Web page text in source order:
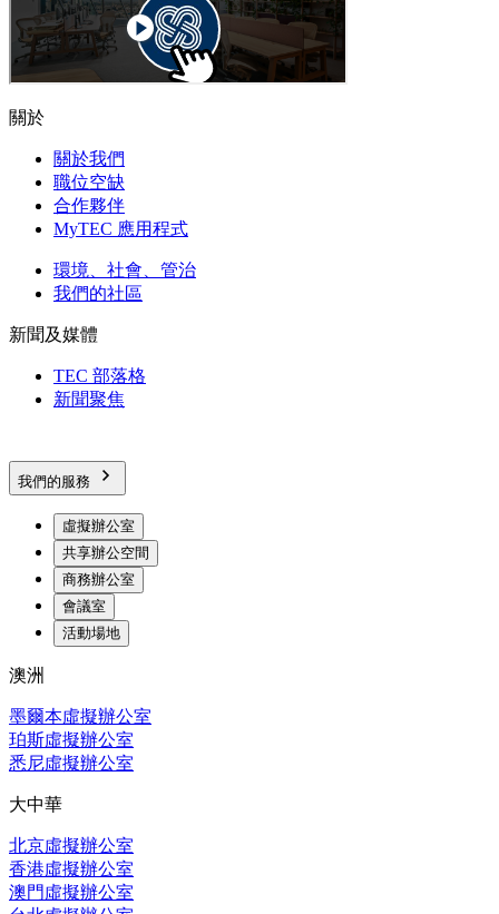
關於
關於我們
職位空缺
合作夥伴
MyTEC 應用程式
環境、社會、管治
我們的社區
新聞及媒體
TEC 部落格
新聞聚焦
我們的服務
虛擬辦公室
共享辦公空間
商務辦公室
會議室
活動場地
澳洲
墨爾本虛擬辦公室
珀斯虛擬辦公室
悉尼虛擬辦公室
大中華
北京虛擬辦公室
香港虛擬辦公室
澳門虛擬辦公室